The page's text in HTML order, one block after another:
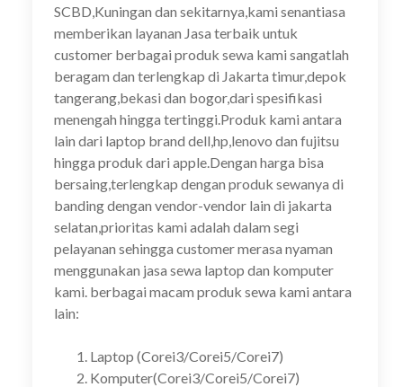
SCBD,Kuningan dan sekitarnya,kami senantiasa
memberikan layanan Jasa terbaik untuk
customer berbagai produk sewa kami sangatlah
beragam dan terlengkap di Jakarta timur,depok
tangerang,bekasi dan bogor,dari spesifikasi
menengah hingga tertinggi.Produk kami antara
lain dari laptop brand dell,hp,lenovo dan fujitsu
hingga produk dari apple.Dengan harga bisa
bersaing,terlengkap dengan produk sewanya di
banding dengan vendor-vendor lain di jakarta
selatan,prioritas kami adalah dalam segi
pelayanan sehingga customer merasa nyaman
menggunakan jasa sewa laptop dan komputer
kami. berbagai macam produk sewa kami antara
lain:
Laptop (Corei3/Corei5/Corei7)
Komputer(Corei3/Corei5/Corei7)